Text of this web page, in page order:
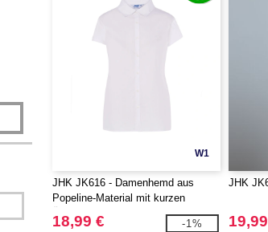
W1
JHK JK616 - Damenhemd aus
Popeline-Material mit kurzen
Ärmeln
18,99 € -1%
JHK